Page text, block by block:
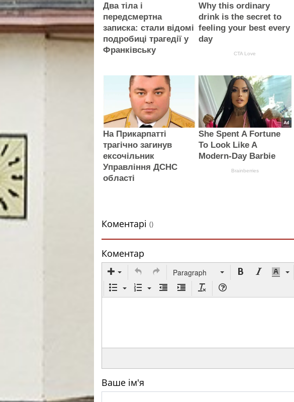
Два тіла і
передсмертна
записка: стали відомі
подробиці трагедії у
Франківську
Why this ordinary
drink is the secret to
feeling your best every
day
CTA Love
На Прикарпатті
трагічно загинув
ексочільник
Управління ДСНС
області
She Spent A Fortune
To Look Like A
Modern-Day Barbie
Brainberries
Коментарі ()
Коментар
Paragraph
Ваше ім'я